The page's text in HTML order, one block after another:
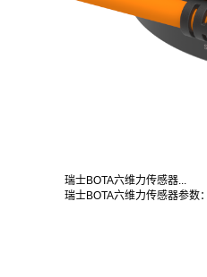
瑞士BOTA六维力传感器...
瑞士BOTA六维力传感器参数